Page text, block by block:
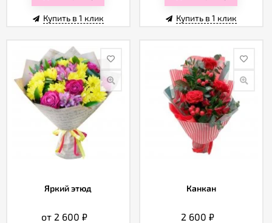
Купить в 1 клик Купить в 1 клик
Яркий этюд
от 2 600₽
Канкан
2 600 ₽